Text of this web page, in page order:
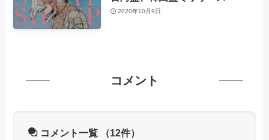
2020年10月9日
コメント
コメント一覧 （12件）